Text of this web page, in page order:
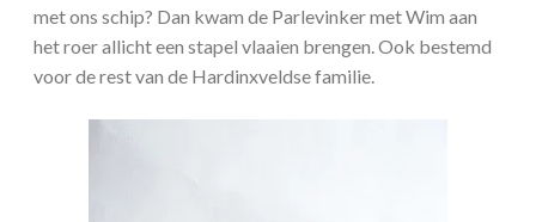
met ons schip? Dan kwam de Parlevinker met Wim aan
het roer allicht een stapel vlaaien brengen. Ook bestemd
voor de rest van de Hardinxveldse familie.